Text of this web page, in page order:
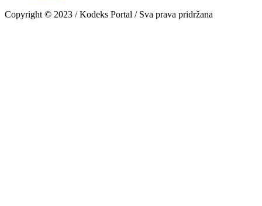
Copyright © 2023 / Kodeks Portal / Sva prava pridržana